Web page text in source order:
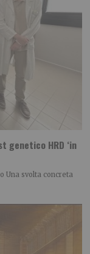
genetico HRD ‘in
Una svolta concreta